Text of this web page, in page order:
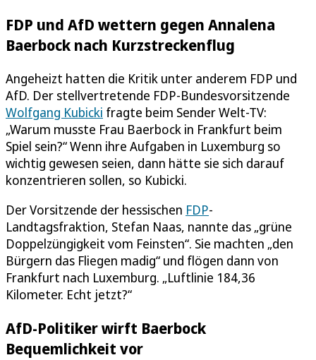
FDP und AfD wettern gegen Annalena
Baerbock nach Kurzstreckenflug
Angeheizt hatten die Kritik unter anderem FDP und
AfD. Der stellvertretende FDP-Bundesvorsitzende
Wolfgang Kubicki fragte beim Sender Welt-TV:
„Warum musste Frau Baerbock in Frankfurt beim
Spiel sein?“ Wenn ihre Aufgaben in Luxemburg so
wichtig gewesen seien, dann hätte sie sich darauf
konzentrieren sollen, so Kubicki.
Der Vorsitzende der hessischen FDP-
Landtagsfraktion, Stefan Naas, nannte das „grüne
Doppelzüngigkeit vom Feinsten“. Sie machten „den
Bürgern das Fliegen madig“ und flögen dann von
Frankfurt nach Luxemburg. „Luftlinie 184,36
Kilometer. Echt jetzt?“
AfD-Politiker wirft Baerbock
Bequemlichkeit vor